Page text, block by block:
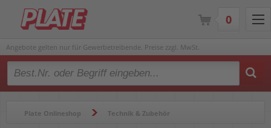
Angebote gelten nur für Gewerbetreibende. Preise zzgl. MwSt.
Type 2 or more characters for results.
Plate Onlineshop Technik & Zubehör
0